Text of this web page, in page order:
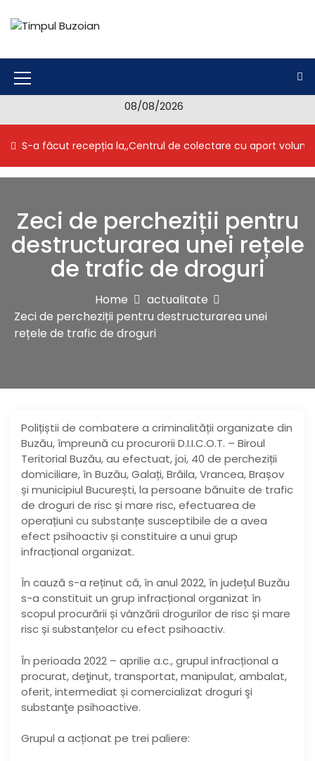
c
n
M
n
I
o
n
08/08/2026
S-a făcut recepția la,,Centrul de colectare cu aport
Zeci de percheziții pentru
destructurarea unei rețele
de trafic de droguri
Home
actualitate
Zeci de percheziții pentru destructurarea unei
rețele de trafic de droguri
Polițiștii de combatere a criminalității organizate din
Buzău, împreună cu procurorii D.I.I.C.O.T. – Biroul
Teritorial Buzău, au efectuat, joi, 40 de percheziții
domiciliare, în Buzău, Galați, Brăila, Vrancea, Brașov
și municipiul București, la persoane bănuite de trafic
de droguri de risc și mare risc, efectuarea de
operațiuni cu substanțe susceptibile de a avea
efect psihoactiv și constituire a unui grup
infracțional organizat.
În cauză s-a reținut că, în anul 2022, în județul Buzău
s-a constituit un grup infracțional organizat în
scopul procurării și vânzării drogurilor de risc și mare
risc și substanțelor cu efect psihoactiv.
În perioada 2022 – aprilie a.c., grupul infracțional a
procurat, deţinut, transportat, manipulat, ambalat,
oferit, intermediat și comercializat droguri şi
substanţe psihoactive.
Grupul a acționat pe trei paliere: